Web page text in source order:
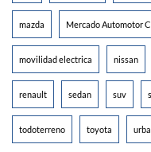
mazda Mercado Automotor
movilidad electrica nissan
renault sedan suv
todoterreno toyota